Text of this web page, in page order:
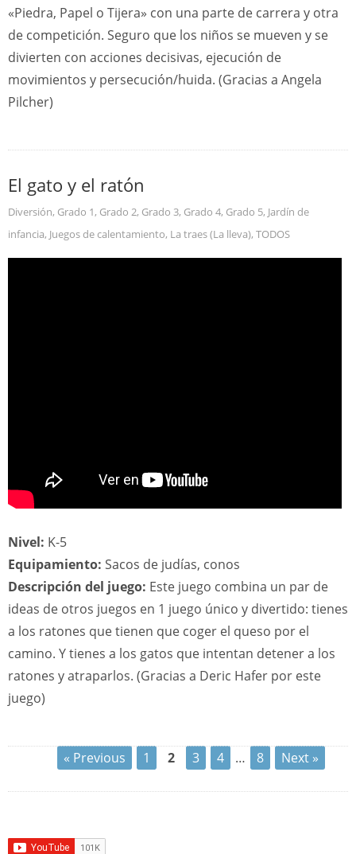
«Piedra, Papel o Tijera» con una parte de carrera y otra
de competición. Seguro que los niños se mueven y se
divierten con acciones decisivas, ejecución de
movimientos y persecución/huida. (Gracias a Angela
Pilcher)
El gato y el ratón
Diversión, Grado 1, Grado 2, Grado 3, Grado 4, Grado 5, Jardín de
infancia, Juegos de calentamiento, La traes (La lleva), TODOS
Nivel: K-5
Equipamiento: Sacos de judías, conos
Descripción del juego: Este juego combina un par de
ideas de otros juegos en 1 juego único y divertido: tienes
a los ratones que tienen que coger el queso por el
camino. Y tienes a los gatos que intentan detener a los
ratones y atraparlos. (Gracias a Deric Hafer por este
juego)
« Previous 1 2 3 4 … 8 Next »